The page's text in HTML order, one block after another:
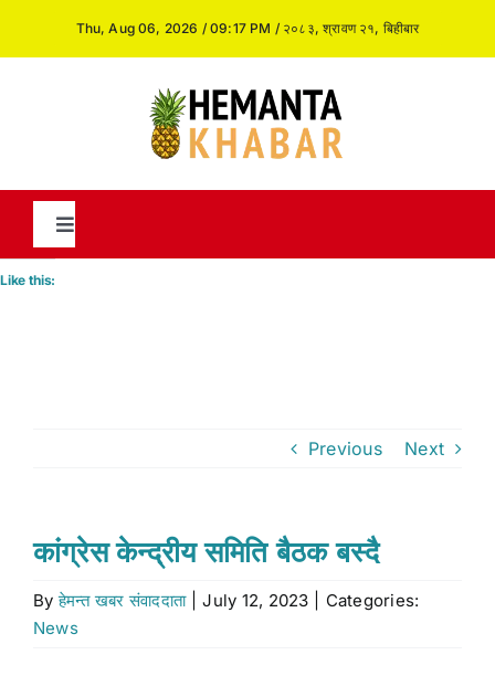
Thu, Aug 06, 2026 / 09:17 PM / २०८३, श्रावण २१, बिहीबार
Toggle
Navigation
Stock market
Don’t Miss
Like this:
Previous Next
कांग्रेस केन्द्रीय समिति बैठक बस्दै
Byहेमन्त खबर संवाददाता July 12, 2023
Categories:
News